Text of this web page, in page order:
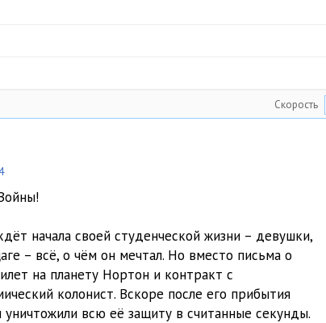
Скорость
начала своей студенческой жизни – девушки,
– всё, о чём он мечтал. Но вместо письма о
на планету Нортон и контракт с
колонист. Вскоре после его прибытия
уничтожили всю её защиту в считанные секунды.